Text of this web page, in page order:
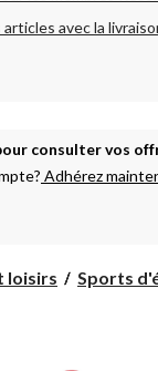
articles avec la
consulter vos
Adhérez
loisirs Sports